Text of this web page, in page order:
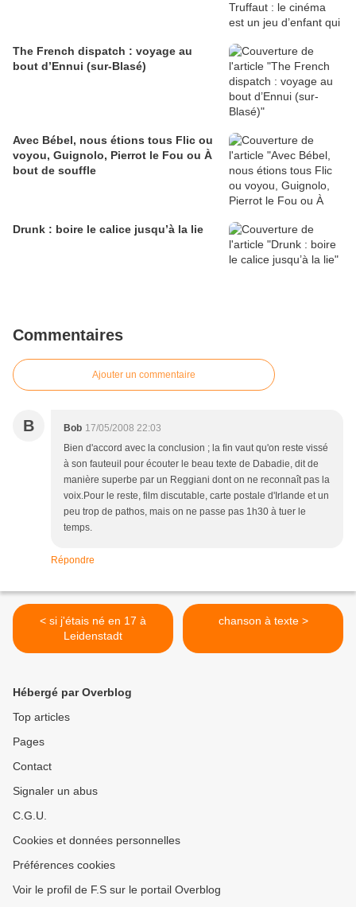
The French dispatch : voyage au
bout d’Ennui (sur-Blasé)
Avec Bébel, nous étions tous Flic ou
voyou, Guignolo, Pierrot le Fou ou À
bout de souffle
Drunk : boire le calice jusqu’à la lie
Commentaires
Ajouter un commentaire
B Bob 17/05/2008 22:03
Bien d'accord avec la conclusion ; la fin vaut qu'on reste vissé
à son fauteuil pour écouter le beau texte de Dabadie, dit de
manière superbe par un Reggiani dont on ne reconnaît pas la
voix.Pour le reste, film discutable, carte postale d'Irlande et un
peu trop de pathos, mais on ne passe pas 1h30 à tuer le
temps.
Répondre
< si j'étais né en 17 à
Leidenstadt
chanson à texte >
Hébergé par Overblog
Top articles
Pages
Contact
Signaler un abus
C.G.U.
Cookies et données personnelles
Préférences cookies
Voir le profil de F.S sur le portail Overblog